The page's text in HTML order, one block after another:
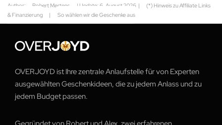
Author: Robert Mertens | Update: 6. August 2026 |
(*) Hinweis zu Affiliate Links
& Finanzierung
| So wählen wir die Geschenke aus
OVERJOYD ist Ihre zentrale Anlaufstelle für von Experten
ausgewählten Geschenkideen, die zu jedem Anlass und zu
jedem Budget passen.